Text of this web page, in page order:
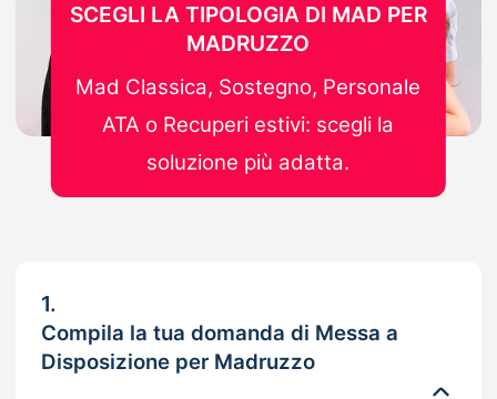
1.
Compila la tua domanda di Messa a
Disposizione per Madruzzo
SCEGLI LA TIPOLOGIA DI MAD PER
MADRUZZO
Mad Classica, Sostegno, Personale
ATA o Recuperi estivi: scegli la
soluzione più adatta.